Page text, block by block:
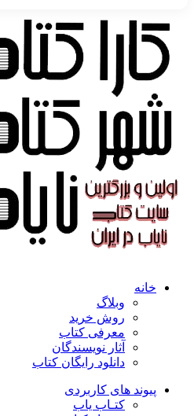
خانه
وبلاگ
روش خرید
معرفی کتاب
آثار نویسندگان
دانلود رایگان کتاب
پیوند های کاربردی
کتـاب یاب